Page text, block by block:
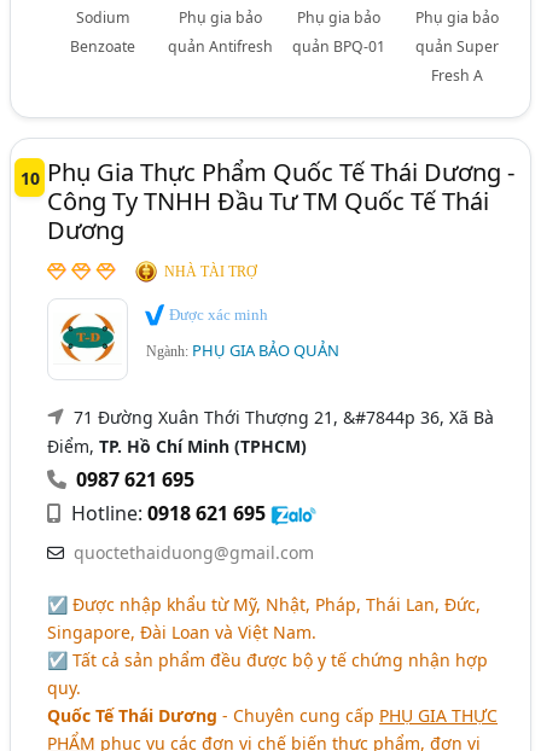
Sodium
Benzoate
Phụ gia bảo
quản Antifresh
Phụ gia bảo
quản BPQ-01
Phụ gia bảo
quản Super
Fresh A
10 Phụ Gia Thực Phẩm Quốc Tế Thái Dương -
Công Ty TNHH Đầu Tư TM Quốc Tế Thái
Dương
NHÀ TÀI TRỢ
Được xác minh
Ngành: PHỤ GIA BẢO QUẢN
71 Đường Xuân Thới Thượng 21, &#7844p 36, Xã Bà
Điểm,TP. Hồ Chí Minh (TPHCM)
0987 621 695
Hotline:0918 621 695
quoctethaiduong@gmail.com
☑ Được nhập khẩu từ Mỹ, Nhật, Pháp, Thái Lan, Đức,
Singapore, Đài Loan và Việt Nam.
☑ Tất cả sản phẩm đều được bộ y tế chứng nhận hợp
quy.
Quốc Tế Thái Dương - Chuyên cung cấp PHỤ GIA THỰC
PHẨM phục vụ các đơn vị chế biến thực phẩm, đơn vị